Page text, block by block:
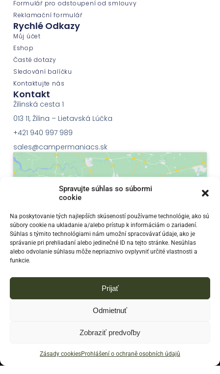
Spravujte súhlas so súbormi
cookie
Na poskytovanie tých najlepších skúseností používame technológie, ako sú
súbory cookie na ukladanie a/alebo prístup k informáciám o zariadení.
Súhlas s týmito technológiami nám umožní spracovávať údaje, ako je
správanie pri prehliadaní alebo jedinečné ID na tejto stránke. Nesúhlas
alebo odvolanie súhlasu môže nepriaznivo ovplyvniť určité vlastnosti a
funkcie.
Prijať
Odmietnuť
Zobraziť predvoľby
Zásady cookiesProhlášení o ochraně osobních údajů
Formulář pro odstoupení od smlouvy
Reklamační formulář
Rychlé Odkazy
Můj účet
Eshop
Časté dotazy
Sledování balíčku
Kontaktujte nás
Kontakt
Žilinská cesta 1
013 11, Žilina – Lietavská Lúčka
+421 940 997 989
sales@campermaniacs.sk
Klepnutím přijměte marketingové soubory
cookie a povolte tento obsah
prívesov. E-shop so všetkým, čo potrebujete na kempovanie